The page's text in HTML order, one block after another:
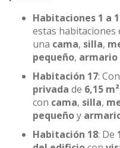
Habitaciones 1 a
estas habitaciones
una cama, silla,
pequeño, armario
Habitación 17: Con
privada de 6,15 m²
con cama, silla,
pequeñoy
Habitación 18: De